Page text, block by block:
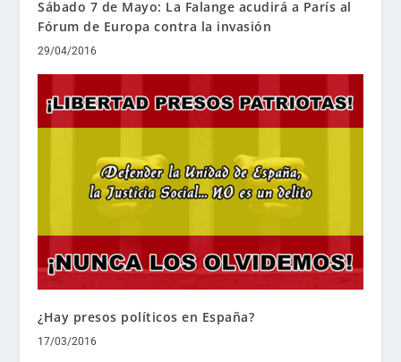
Sábado 7 de Mayo: La Falange acudirá a París al
Fórum de Europa contra la invasión
29/04/2016
¿Hay presos políticos en España?
17/03/2016